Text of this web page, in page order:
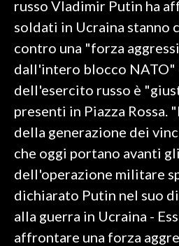
TENNIS
ALTRI SPORT
CULTURA
GOSSIP
SALUTE
SARDEGNA TURISMO
SARDI NEL MONDO
russo Vladimir Putin ha
soldati in Ucraina stanno
contro una "forza
dall'intero blocco NATO"
dell'esercito russo è
presenti in Piazza Rossa.
della generazione dei
che oggi portano avanti
dell'operazione militare
dichiarato Putin nel suo
alla guerra in Ucraina -
affrontare una forza